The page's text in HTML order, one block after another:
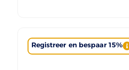
Registreer en bespaar 15%